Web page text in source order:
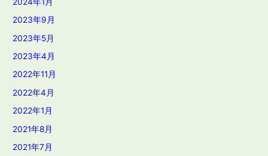
2023年9月
2023年5月
2023年4月
2022年11月
2022年4月
2022年1月
2021年8月
2021年7月